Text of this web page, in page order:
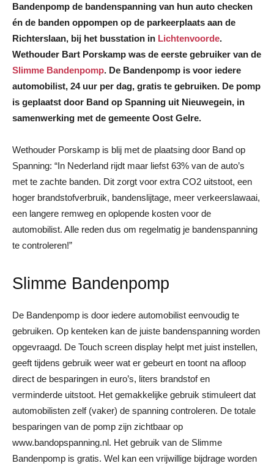
Bandenpomp de bandenspanning van hun auto checken
én de banden oppompen op de parkeerplaats aan de
Richterslaan, bij het busstation in Lichtenvoorde.
Wethouder Bart Porskamp was de eerste gebruiker van de
Slimme Bandenpomp. De Bandenpomp is voor iedere
automobilist, 24 uur per dag, gratis te gebruiken. De pomp
is geplaatst door Band op Spanning uit Nieuwegein, in
samenwerking met de gemeente Oost Gelre.
Wethouder Porskamp is blij met de plaatsing door Band op
Spanning: “In Nederland rijdt maar liefst 63% van de auto’s
met te zachte banden. Dit zorgt voor extra CO2 uitstoot, een
hoger brandstofverbruik, bandenslijtage, meer verkeerslawaai,
een langere remweg en oplopende kosten voor de
automobilist. Alle reden dus om regelmatig je bandenspanning
te controleren!”
Slimme Bandenpomp
De Bandenpomp is door iedere automobilist eenvoudig te
gebruiken. Op kenteken kan de juiste bandenspanning worden
opgevraagd. De Touch screen display helpt met juist instellen,
geeft tijdens gebruik weer wat er gebeurt en toont na afloop
direct de besparingen in euro’s, liters brandstof en
verminderde uitstoot. Het gemakkelijke gebruik stimuleert dat
automobilisten zelf (vaker) de spanning controleren. De totale
besparingen van de pomp zijn zichtbaar op
www.bandopspanning.nl. Het gebruik van de Slimme
Bandenpomp is gratis. Wel kan een vrijwillige bijdrage worden